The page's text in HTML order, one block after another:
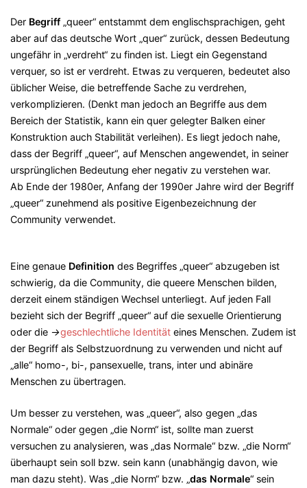
Der Begriff„queer“ entstammt dem englischsprachigen, geht
aber auf das deutsche Wort „quer“ zurück, dessen Bedeutung
ungefähr in „verdreht“ zu finden ist. Liegt ein Gegenstand
verquer, so ist er verdreht. Etwas zu verqueren, bedeutet also
üblicher Weise, die betreffende Sache zu verdrehen,
verkomplizieren. (Denkt man jedoch an Begriffe aus dem
Bereich der Statistik, kann ein quer gelegter Balken einer
Konstruktion auch Stabilität verleihen). Es liegt jedoch nahe,
dass der Begriff „queer“, auf Menschen angewendet, in seiner
ursprünglichen Bedeutung eher negativ zu verstehen war.
Ab Ende der 1980er, Anfang der 1990er Jahre wird der Begriff
„queer“ zunehmend als positive Eigenbezeichnung der
Community verwendet.
Eine genaue Definition des Begriffes „queer“ abzugeben ist
schwierig, da die Community, die queere Menschen bilden,
derzeit einem ständigen Wechsel unterliegt. Auf jeden Fall
bezieht sich der Begriff „queer“ auf die sexuelle Orientierung
oder die →geschlechtliche Identität eines Menschen. Zudem ist
der Begriff als Selbstzuordnung zu verwenden und nicht auf
„alle“ homo-, bi-, pansexuelle, trans, inter und abinäre
Menschen zu übertragen.
Um besser zu verstehen, was „queer“, also gegen „das
Normale“ oder gegen „die Norm“ ist, sollte man zuerst
versuchen zu analysieren, was „das Normale“ bzw. „die Norm“
überhaupt sein soll bzw. sein kann (unabhängig davon, wie
man dazu steht). Was „die Norm“ bzw. „das Normale“ sein